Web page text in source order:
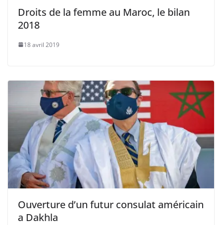
Droits de la femme au Maroc, le bilan
2018
18 avril 2019
Ouverture d’un futur consulat américain
a Dakhla